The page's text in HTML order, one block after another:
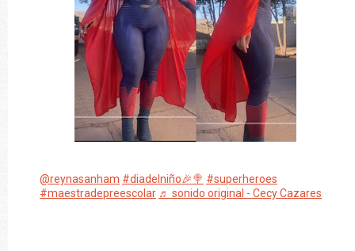
@reynasanham #diadelniño🎉🍭 #superheroes
#maestradepreescolar ♬ sonido original - Cecy Cazares